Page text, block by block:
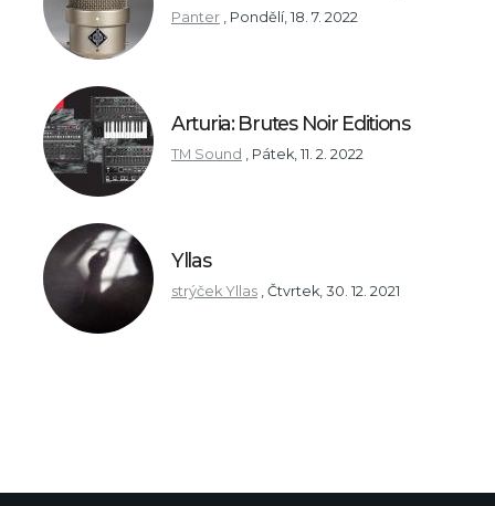
Panter Pondělí, 18. 7. 2022
Arturia: Brutes Noir Editions
TM Sound Pátek, 11. 2. 2022
Yllas
strýček Yllas Čtvrtek, 30. 12. 2021